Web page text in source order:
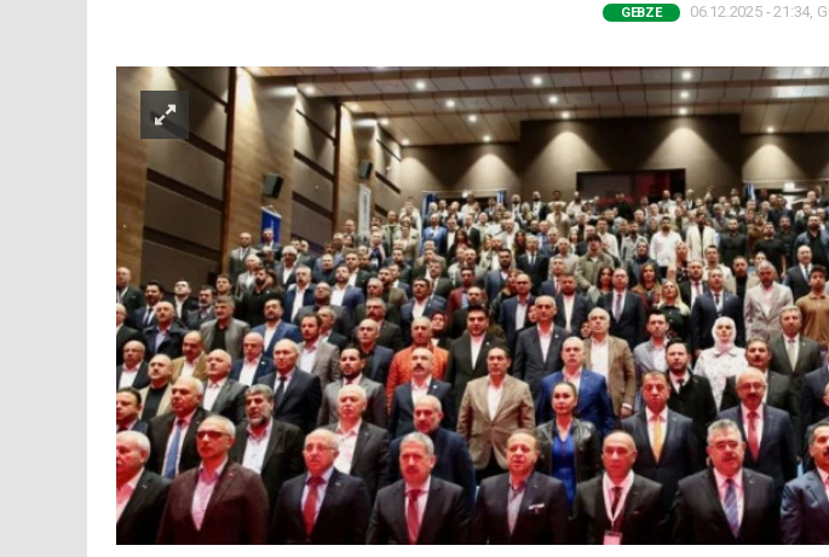
GEBZE 06.12.2025 - 21:34,